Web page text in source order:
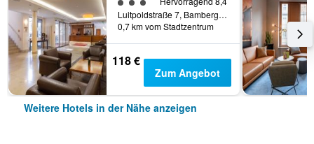
Luitpoldstraße 7, Bamberg, Bayern, Deutschland
0,7 km vom Stadtzentrum
118 €
Zum Angebot
Weitere Hotels in der Nähe anzeigen